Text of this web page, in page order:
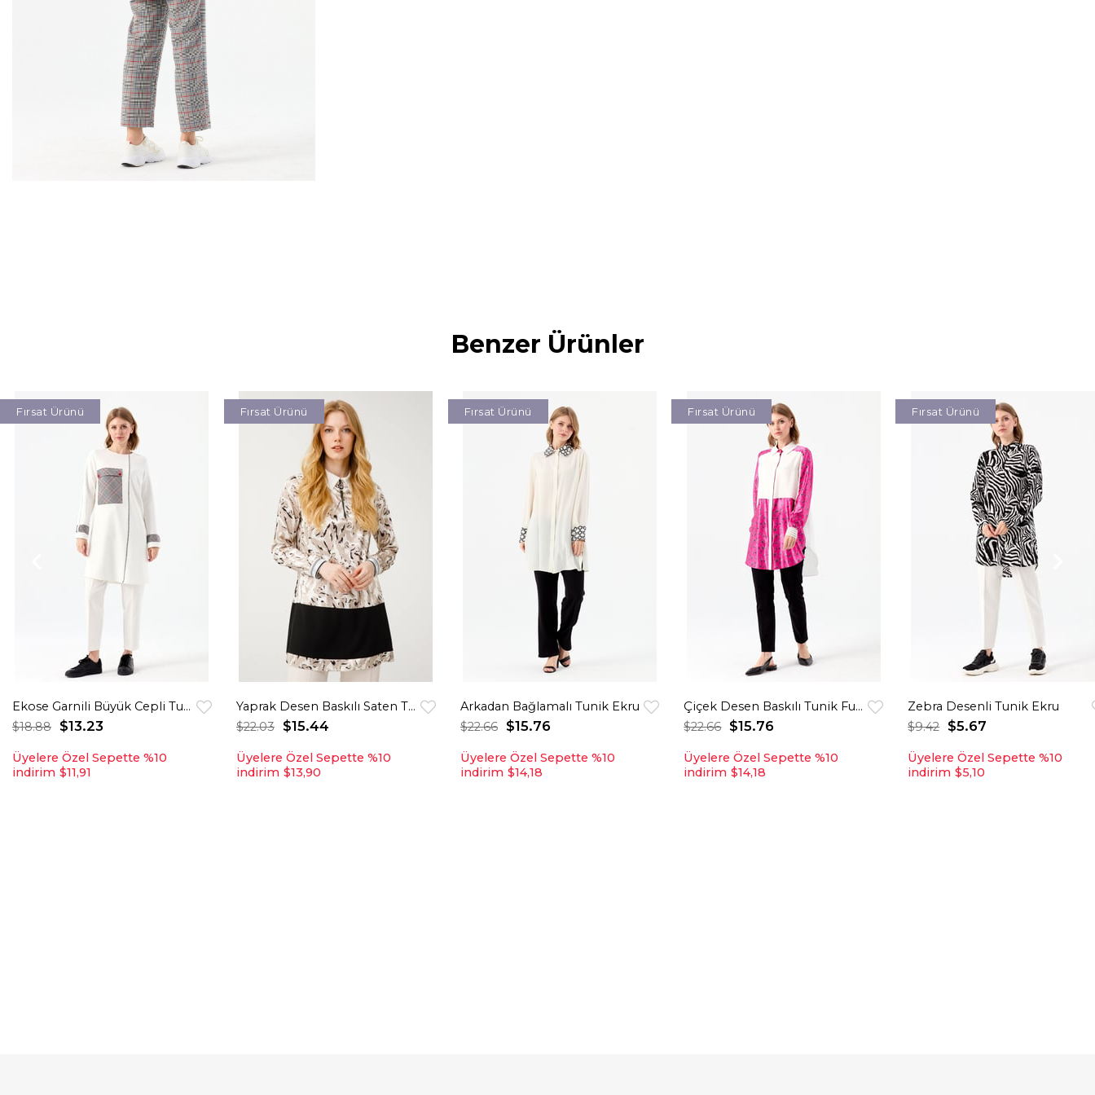
Benzer Ürünler
Ekose Garnili Büyük Cepli Tunik Ekru
$13.23
$18.88
Fırsat Ürünü
Üyelere Özel Sepette %10
indirim $11,91
Yaprak Desen Baskılı Saten Tunik Bej
$15.44
$22.03
Fırsat Ürünü
Üyelere Özel Sepette %10
indirim $13,90
Arkadan Bağlamalı Tunik Ekru
$15.76
$22.66
Fırsat Ürünü
Üyelere Özel Sepette %10
indirim $14,18
Çiçek Desen Baskılı Tunik Fuşya
$15.76
$22.66
Fırsat Ürünü
Üyelere Özel Sepette %10
indirim $14,18
Zebra Desenli Tunik Ekru
$5.67
$9.42
Fırsat Ürünü
Üyelere Özel Sepette %10
indirim $5,10